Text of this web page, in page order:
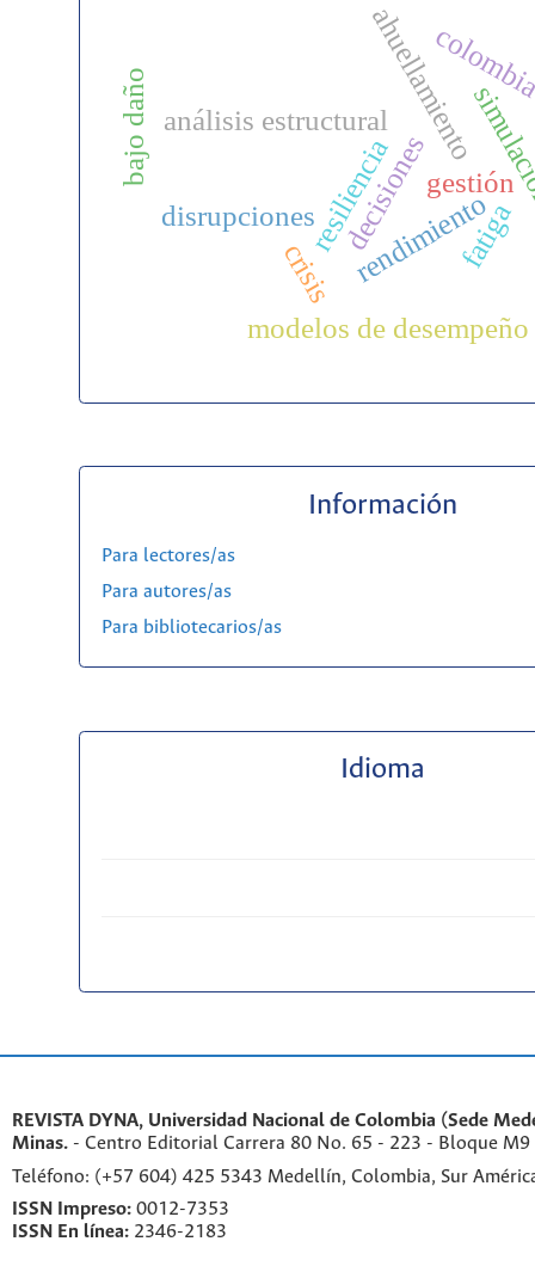
resiliencia
disrupciones
gestión
rendimiento
decisiones
crisis
modelos de desempeño
ahuellamiento
fatiga
análisis estructural
bajo daño
Información
Para lectores/as
Para autores/as
Para bibliotecarios/as
Idioma
REVISTA DYNA, Universidad Nacional de Colombia (Sede
Minas. - Centro Editorial Carrera 80 No. 65 - 223 - Bloque
Teléfono: (+57 604) 425 5343 Medellín, Colombia, Sur
ISSN Impreso: 0012-7353
ISSN En línea: 2346-2183